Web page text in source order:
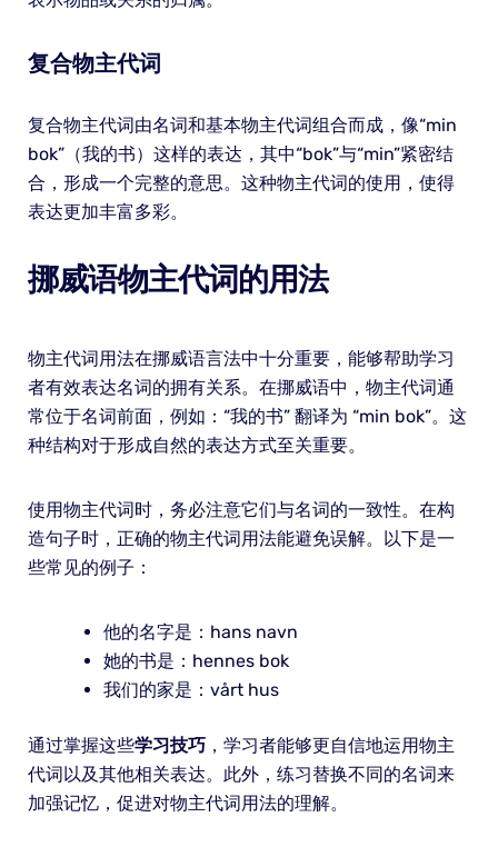
复合物主代词
复合物主代词由名词和基本物主代词组合而成，像“min
bok”（我的书）这样的表达，其中“bok”与“min”紧密结
合，形成一个完整的意思。这种物主代词的使用，使得
表达更加丰富多彩。
挪威语物主代词的用法
物主代词用法在挪威语言法中十分重要，能够帮助学习
者有效表达名词的拥有关系。在挪威语中，物主代词通
常位于名词前面，例如：“我的书” 翻译为 “min bok”。这
种结构对于形成自然的表达方式至关重要。
使用物主代词时，务必注意它们与名词的一致性。在构
造句子时，正确的物主代词用法能避免误解。以下是一
些常见的例子：
他的名字是：hans navn
她的书是：hennes bok
我们的家是：vårt hus
通过掌握这些学习技巧，学习者能够更自信地运用物主
代词以及其他相关表达。此外，练习替换不同的名词来
加强记忆，促进对物主代词用法的理解。